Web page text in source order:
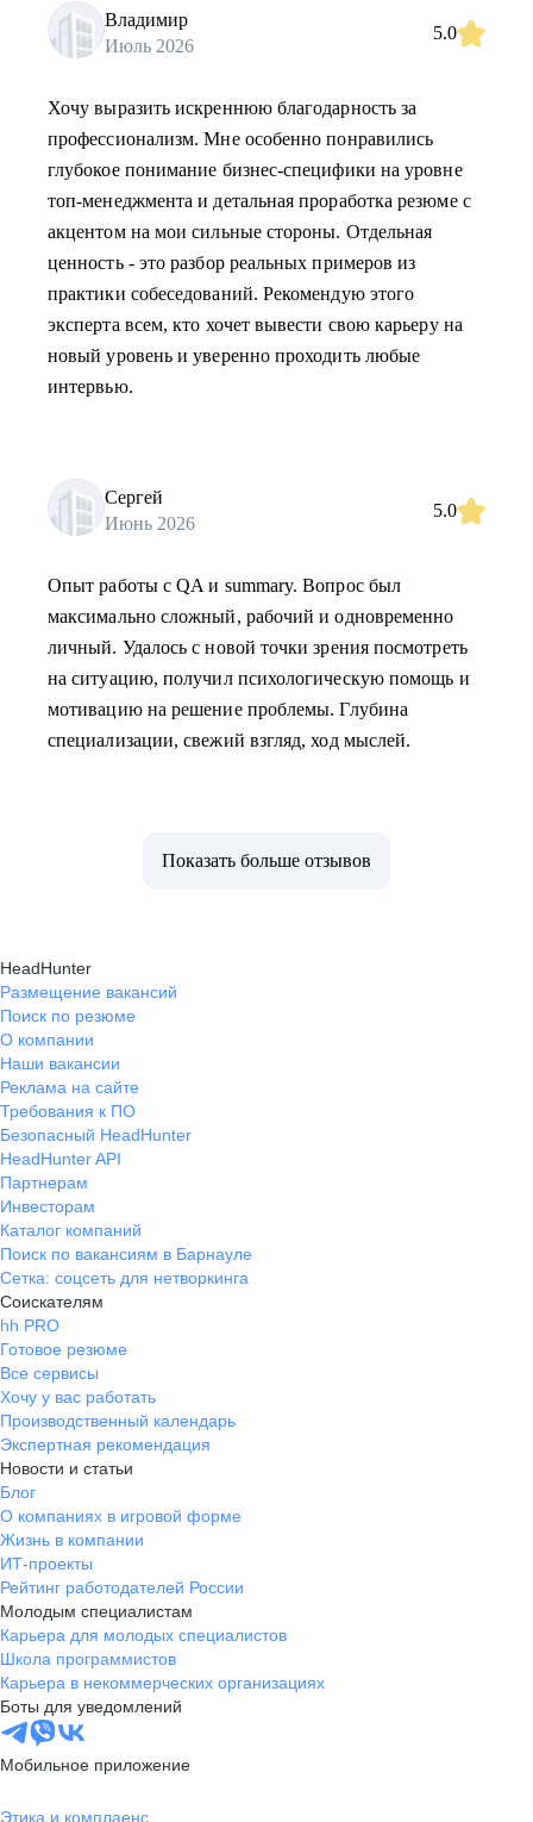
Владимир
Июль 2026
5.0
Хочу выразить искреннюю благодарность за
профессионализм. Мне особенно понравились
глубокое понимание бизнес-специфики на уровне
топ-менеджмента и детальная проработка резюме с
акцентом на мои сильные стороны. Отдельная
ценность - это разбор реальных примеров из
практики собеседований. Рекомендую этого
эксперта всем, кто хочет вывести свою карьеру на
новый уровень и уверенно проходить любые
интервью.
Сергей
Июнь 2026
5.0
Опыт работы с QA и summary. Вопрос был
максимально сложный, рабочий и одновременно
личный. Удалось с новой точки зрения посмотреть
на ситуацию, получил психологическую помощь и
мотивацию на решение проблемы. Глубина
специализации, свежий взгляд, ход мыслей.
Показать больше отзывов
HeadHunter
Размещение вакансий
Поиск по резюме
О компании
Наши вакансии
Реклама на сайте
Требования к ПО
Безопасный HeadHunter
HeadHunter API
Партнерам
Инвесторам
Каталог компаний
Поиск по вакансиям в Барнауле
Сетка: соцсеть для нетворкинга
Соискателям
hh PRO
Готовое резюме
Все сервисы
Хочу у вас работать
Производственный календарь
Экспертная рекомендация
Новости и статьи
Блог
О компаниях в игровой форме
Жизнь в компании
ИТ-проекты
Рейтинг работодателей России
Молодым специалистам
Карьера для молодых специалистов
Школа программистов
Карьера в некоммерческих организациях
Боты для уведомлений
Мобильное приложение
Этика и комплаенс